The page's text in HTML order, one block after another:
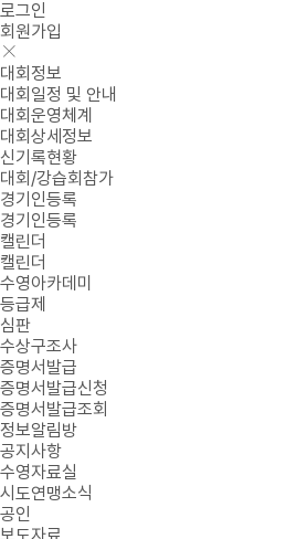
로그인
회원가입
대회정보
대회일정 및 안내
대회운영체계
대회상세정보
신기록현황
대회/강습회참가
경기인등록
경기인등록
캘린더
캘린더
수영아카데미
등급제
심판
수상구조사
증명서발급
증명서발급신청
증명서발급조회
정보알림방
공지사항
수영자료실
시도연맹소식
공인